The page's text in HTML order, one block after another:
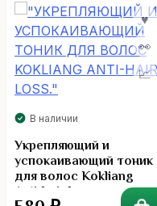
В наличии
Укрепляющий и
успокаивающий тоник
для волос Kokliang
Anti-hair Loss.